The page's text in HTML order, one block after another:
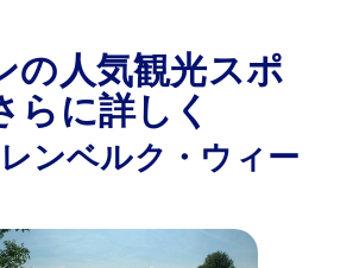
の人気観光スポ
らに詳しく
ンベルク・ウィー